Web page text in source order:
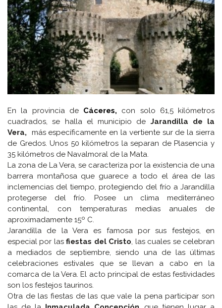
En la provincia de Cáceres, con solo 61,5 kilómetros
cuadrados, se halla el municipio de Jarandilla de la
Vera, más específicamente en la vertiente sur de la sierra
de Gredos. Unos 50 kilómetros la separan de Plasencia y
35 kilómetros de Navalmoral de la Mata.
La zona de La Vera, se caracteriza por la existencia de una
barrera montañosa que guarece a todo el área de las
inclemencias del tiempo, protegiendo del frío a Jarandilla
protegerse del frío. Posee un clima mediterráneo
continental, con temperaturas medias anuales de
aproximadamente 15º C.
Jarandilla de la Vera es famosa por sus festejos, en
especial por lasfiestas del Cristo, las cuales se celebran
a mediados de septiembre, siendo una de las últimas
celebraciones estivales que se llevan a cabo en la
comarca de la Vera. El acto principal de estas festividades
son los festejos taurinos.
Otra de las fiestas de las que vale la pena participar son